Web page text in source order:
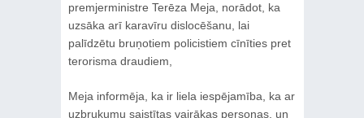
premjerministre Terēza Meja, norādot, ka
uzsāka arī karavīru dislocēšanu, lai
palīdzētu bruņotiem policistiem cīnīties pret
terorisma draudiem,
Meja informēja, ka ir liela iespējamība, ka ar
uzbrukumu saistītas vairākas personas, un